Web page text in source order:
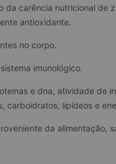
da carência nutricional de
antioxidante.
no corpo.
imunológico.
e dna, atividade de
carboidratos, lipídeos e
da alimentação,